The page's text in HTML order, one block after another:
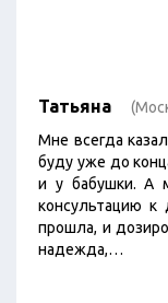
Татьяна
Мне всегда
буду уже до
и у бабушки. А
консультацию
прошла, и
надежда,…